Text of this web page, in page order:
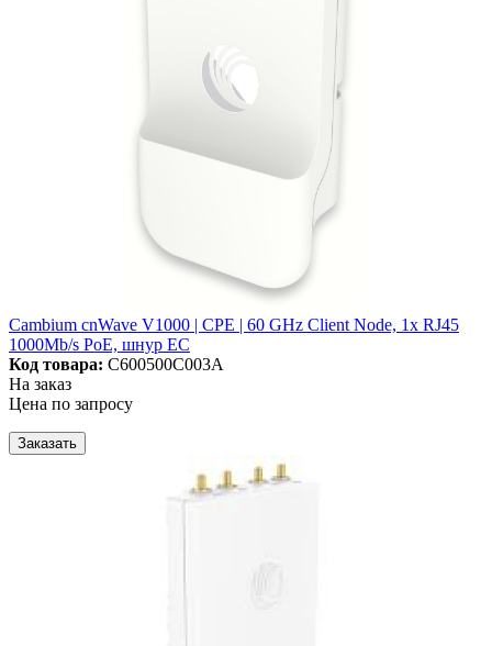
Cambium cnWave V1000 | CPE | 60 GHz Client Node, 1x RJ45
1000Mb/s PoE, шнур ЕС
Код товара: C600500C003A
На заказ
Цена по запросу
Заказать